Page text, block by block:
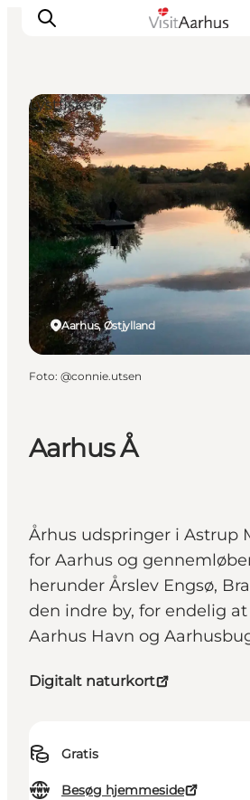
Oplevelser
Kalender
Byer og steder
Planlæg ferien
Transport
Aarhus Å
Århus udspringer i Astrup
for Aarhus og
herunder Årslev Engsø,
den indre by, for endelig
Aarhus Havn og
Digitalt naturkort
Gratis
Besøg hjemmeside
Aarhus, Østjylland
Lystfiskeri
Foto: @connie.utsen